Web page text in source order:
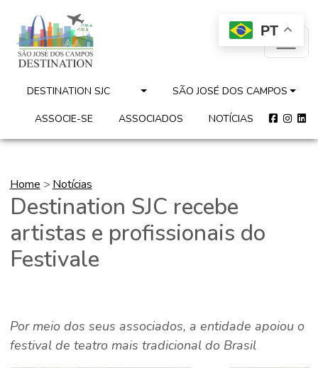
DESTINATION SJC SÃO JOSÉ DOS CAMPOS
ASSOCIE-SE ASSOCIADOS NOTÍCIAS
Home > Notícias
Destination SJC recebe
artistas e profissionais do
Festivale
Por meio dos seus associados, a entidade apoiou o
festival de teatro mais tradicional do Brasil
PT